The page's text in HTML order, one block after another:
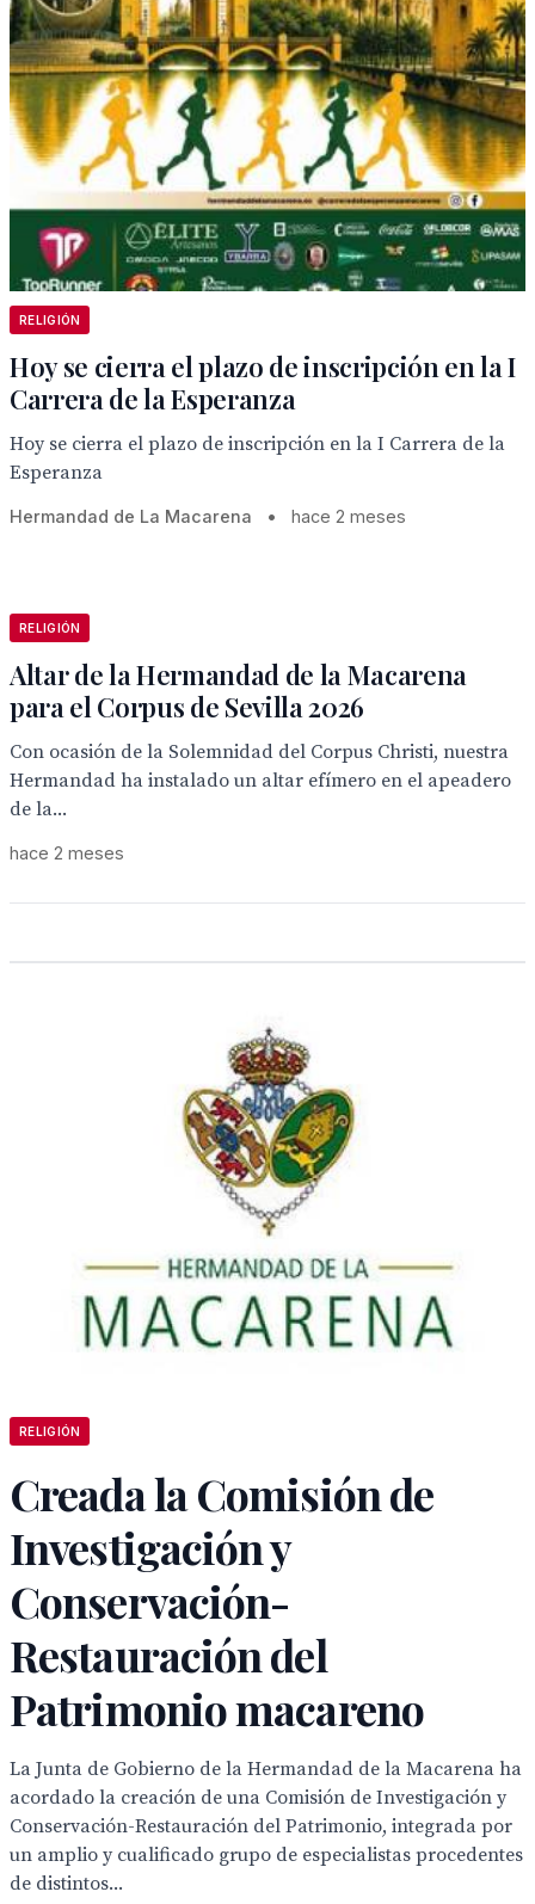
RELIGIÓN
Hoy se cierra el plazo de inscripción en la I
Carrera de la Esperanza
Hoy se cierra el plazo de inscripción en la I Carrera de la
Esperanza
Hermandad de La Macarena • hace 2 meses
RELIGIÓN
Altar de la Hermandad de la Macarena
para el Corpus de Sevilla 2026
Con ocasión de la Solemnidad del Corpus Christi, nuestra
Hermandad ha instalado un altar efímero en el apeadero
de la...
hace 2 meses
RELIGIÓN
Creada la Comisión de
Investigación y
Conservación-
Restauración del
Patrimonio macareno
La Junta de Gobierno de la Hermandad de la Macarena ha
acordado la creación de una Comisión de Investigación y
Conservación-Restauración del Patrimonio, integrada por
un amplio y cualificado grupo de especialistas procedentes
de distintos...